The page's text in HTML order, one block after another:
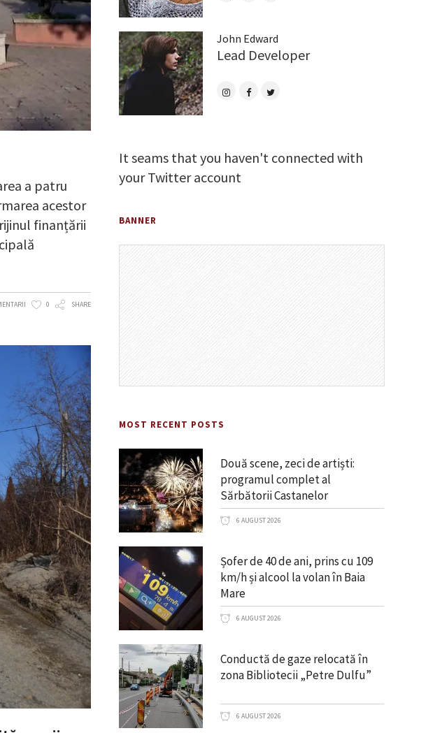
a patru
acestor
finanțării
0 SHARE
John Edward
Lead Developer
It seams that you haven't connected with
your Twitter account
BANNER
MOST RECENT POSTS
Două scene, zeci de artiști:
programul complet al
Sărbătorii Castanelor
6 AUGUST 2026
Șofer de 40 de ani, prins cu 109
km/h și alcool la volan în Baia
Mare
6 AUGUST 2026
Conductă de gaze relocată în
zona Bibliotecii „Petre Dulfu”
6 AUGUST 2026